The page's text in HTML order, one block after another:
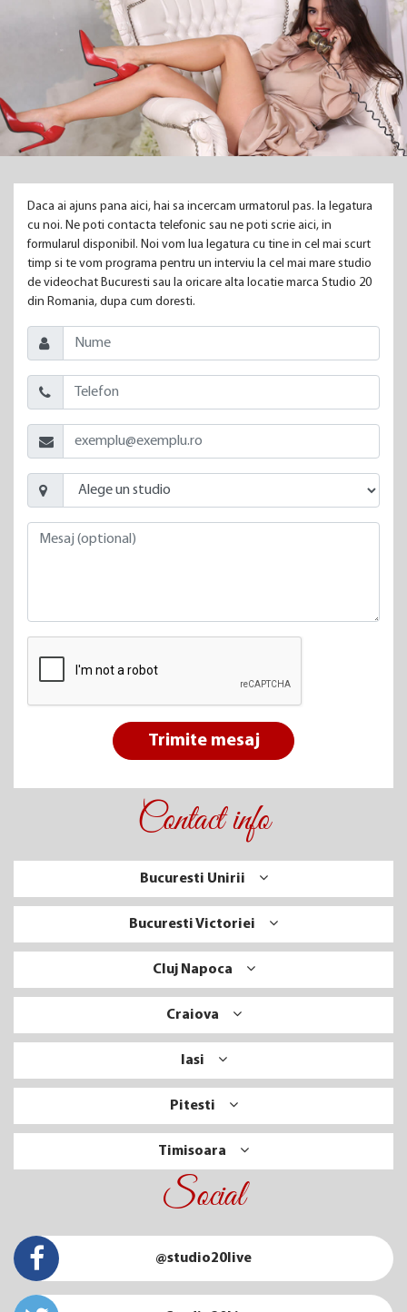
Daca ai ajuns pana aici, hai sa incercam urmatorul pas. Ia legatura
cu noi. Ne poti contacta telefonic sau ne poti scrie aici, in
formularul disponibil. Noi vom lua legatura cu tine in cel mai scurt
timp si te vom programa pentru un interviu la cel mai mare studio
de videochat Bucuresti sau la oricare alta locatie marca Studio 20
din Romania, dupa cum doresti.
Trimite mesaj
Contact info
Bucuresti Unirii
Bucuresti Victoriei
Cluj Napoca
Craiova
Iasi
Pitesti
Timisoara
Social
@studio20live